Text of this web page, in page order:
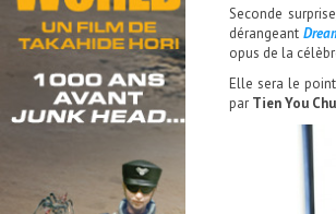
Seconde
dérangeant
opus de la
Elle sera le
par Tien You